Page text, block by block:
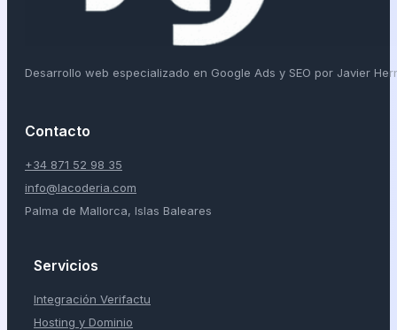
Desarrollo web especializado en Google Ads y SEO por Javier
Contacto
+34 871 52 98 35
info@lacoderia.com
Palma de Mallorca, Islas Baleares
Servicios
Integración Verifactu
Hosting y Dominio